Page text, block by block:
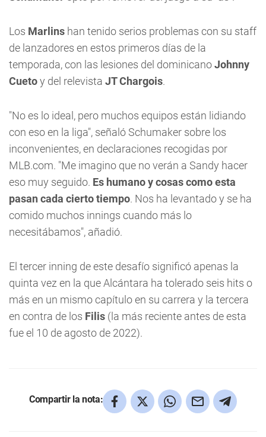
Los Marlins han tenido serios problemas con su staff
de lanzadores en estos primeros días de la
temporada, con las lesiones del dominicanoJohnny
Cuetoy del relevista JT Chargois.
"No es lo ideal, pero muchos equipos están lidiando
con eso en la liga", señaló Schumaker sobre los
inconvenientes, en declaraciones recogidas por
MLB.com. "Me imagino que no verán a Sandy hacer
eso muy seguido. Es humano y cosas como esta
pasan cada cierto tiempo. Nos ha levantado y se ha
comido muchos innings cuando más lo
necesitábamos", añadió.
El tercer inning de este desafío significó apenas la
quinta vez en la que Alcántara ha tolerado seis hits o
más en un mismo capítulo en su carrera y la tercera
en contra de los Filis (la más reciente antes de esta
fue el 10 de agosto de 2022).
Compartir la nota: